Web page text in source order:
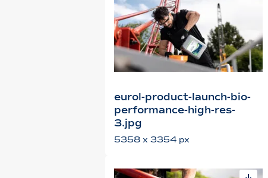
eurol-product-launch-bio-
performance-high-res-
3.jpg
5358 x 3354 px